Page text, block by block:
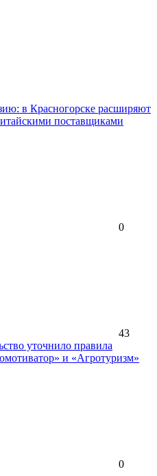
в Красногорске расширяют
поставщиками
0
43
уточнило правила
и «Агротуризм»
0